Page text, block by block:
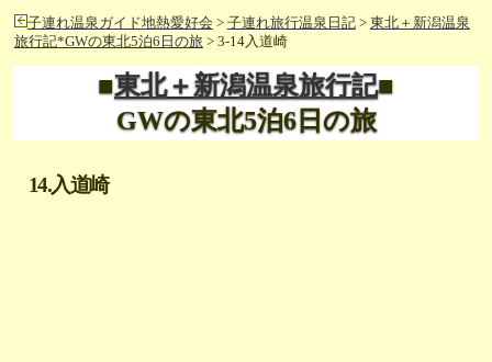
子連れ温泉ガイド地熱愛好会 > 子連れ旅行温泉日記> 東北＋新潟温泉
旅行記*GWの東北5泊6日の旅> 3-14入道崎
■東北＋新潟温泉旅行記■
GWの東北5泊6日の旅
14.入道崎